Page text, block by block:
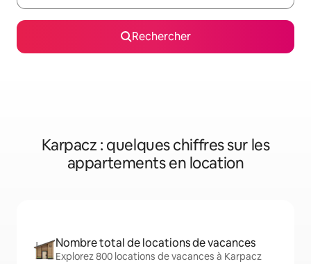
Rechercher
Karpacz : quelques chiffres sur les
appartements en location
Nombre total de locations de vacances
Explorez 800 locations de vacances à Karpacz